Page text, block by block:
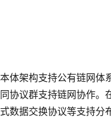
体架构支持公有链网体系
协议群支持链网协作。
数据交换协议等支持分